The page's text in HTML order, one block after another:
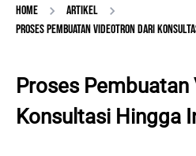
HOME
ARTIKEL
PROSES PEMBUATAN VIDEOTRON DARI
Proses
Konsultasi Hingga